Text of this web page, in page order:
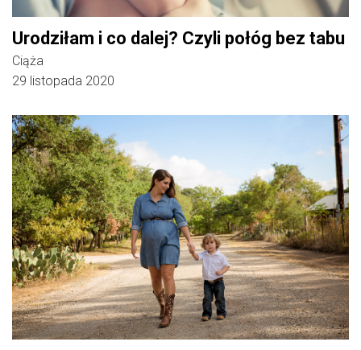
Urodziłam i co dalej? Czyli połóg bez tabu
Ciąża
29 listopada 2020